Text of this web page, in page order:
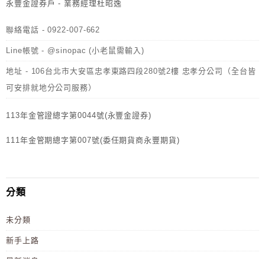
永豐金證券戶 - 業務經理杜昭逸
聯絡電話 - 0922-007-662
Line帳號 - @sinopac (小老鼠需輸入)
地址 - 106台北市大安區忠孝東路四段280號2樓 忠孝分公司（全台皆
可安排就地分公司服務）
113年金管證總字第0044號(永豐金證券)
111年金管期總字第007號(委任期貨商永豐期貨)
分類
未分類
新手上路